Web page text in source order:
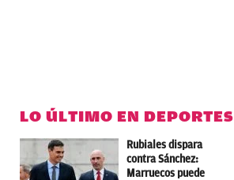
LO ÚLTIMO EN DEPORTES
Rubiales dispara
contra Sánchez:
Marruecos puede